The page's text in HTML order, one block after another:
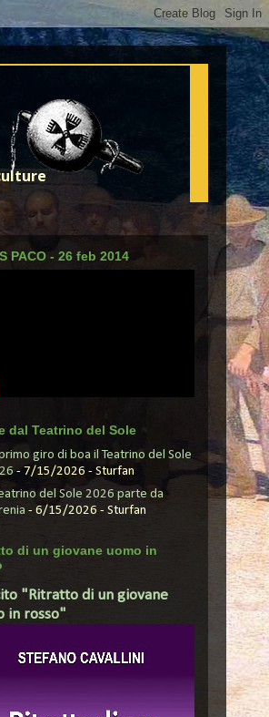
PACO - 26 feb 2014
dal Teatrino del Sole
giro di boa il Teatrino del Sole
- 7/15/2026 - Sturfan
del Sole 2026 parte da
- 6/15/2026 - Sturfan
di un giovane uomo in
"Ritratto di un giovane
in rosso"